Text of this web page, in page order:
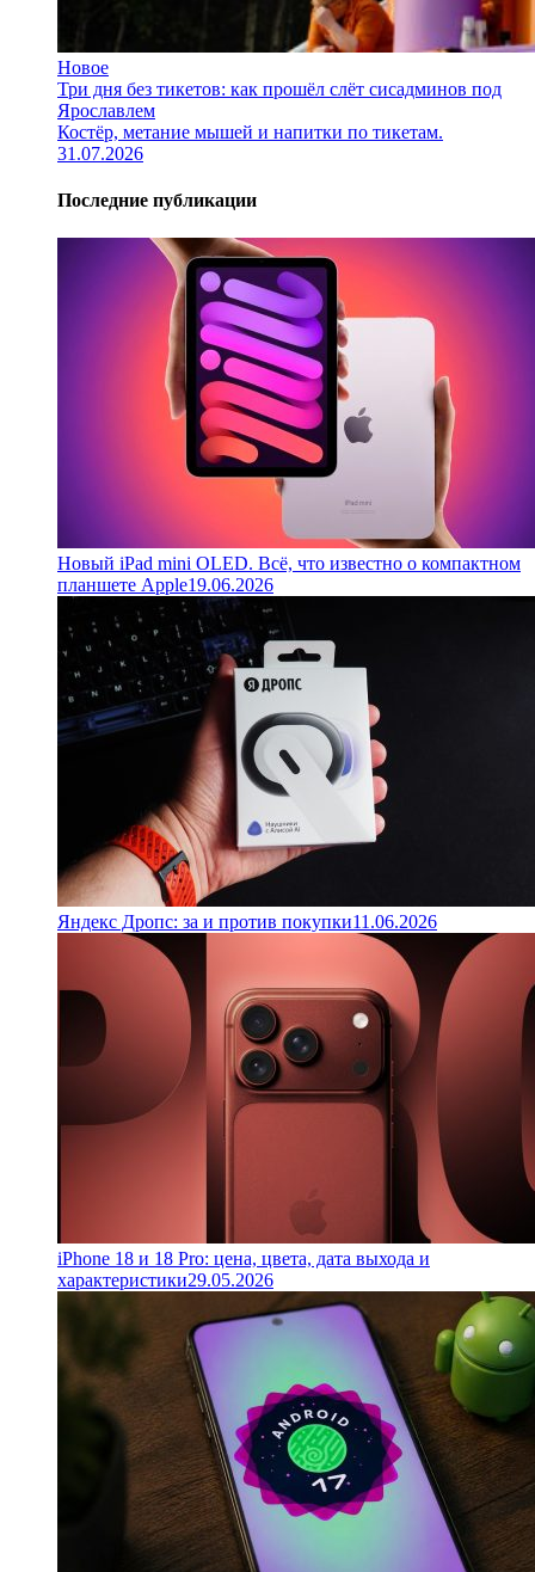
Новое
Три дня без тикетов: как прошёл слёт сисадминов под
Ярославлем
Костёр, метание мышей и напитки по тикетам.
31.07.2026
Последние публикации
Новый iPad mini OLED. Всё, что известно о компактном
планшете Apple19.06.2026
Яндекс Дропс: за и против покупки11.06.2026
iPhone 18 и 18 Pro: цена, цвета, дата выхода и
характеристики29.05.2026